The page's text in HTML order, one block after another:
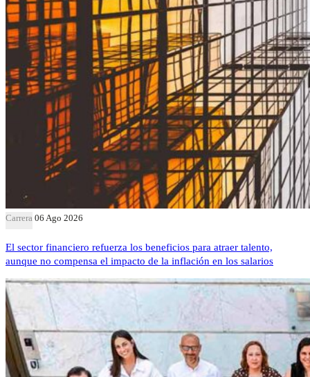
Carrera 06 Ago 2026
El sector financiero refuerza los beneficios para atraer talento,
aunque no compensa el impacto de la inflación en los salarios